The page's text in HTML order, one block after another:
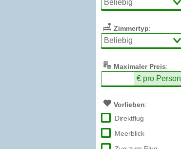
Zimmertyp:
Maximaler Preis:
€ pro Person
Vorlieben:
Direktflug
Meerblick